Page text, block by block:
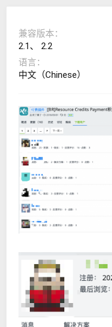
兼容版本
2.1
2.2
语言
中文（Chinese）